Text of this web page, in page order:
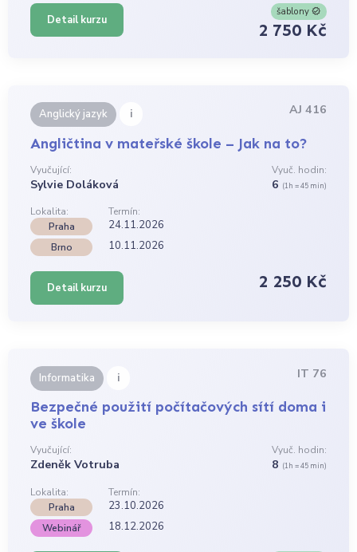
Detail kurzu
šablony
2 750 Kč
Anglický jazyk i AJ 416
Angličtina v mateřské škole – Jak na to?
Vyučující:
Sylvie Doláková
Vyuč. hodin:
6 (1h = 45 min)
Lokalita:
Termín:
Praha
24.11.2026
Brno 10.11.2026
Detail kurzu 2 250 Kč
Informatika i IT 76
Bezpečné použití počítačových sítí doma i
ve škole
Vyučující:
Zdeněk Votruba
Vyuč. hodin:
8 (1h = 45 min)
Lokalita:
Termín:
Praha
23.10.2026
Webinář 18.12.2026